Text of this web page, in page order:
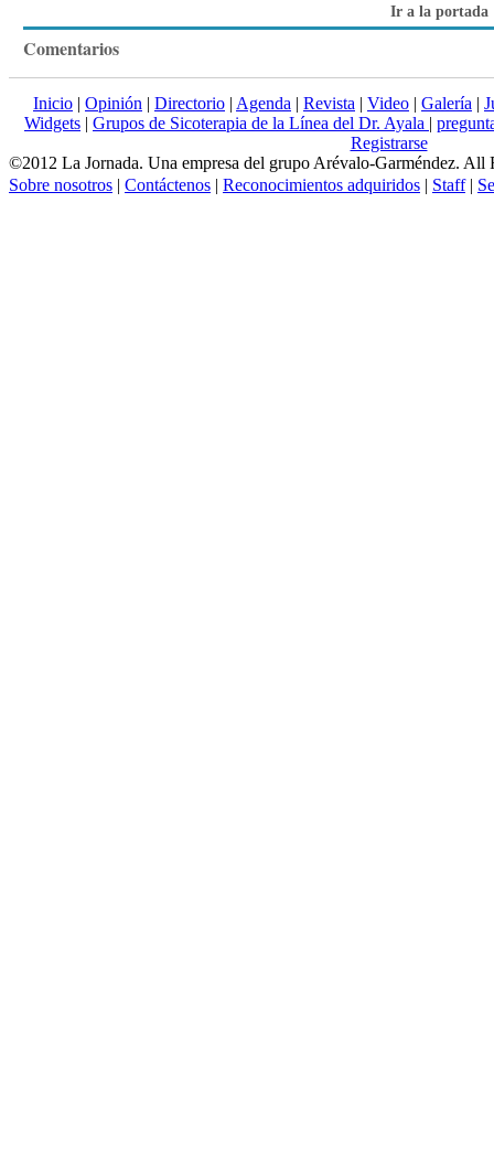
Ir a la portada
Comentarios
Inicio | Opinión | Directorio | Agenda | Revista | Video | Galería |
Widgets | Grupos de Sicoterapia de la Línea del Dr. Ayala |
Registrarse
©2012 La Jornada. Una empresa del grupo Arévalo-Garméndez. All
Sobre nosotros | Contáctenos | Reconocimientos adquiridos | Staff|